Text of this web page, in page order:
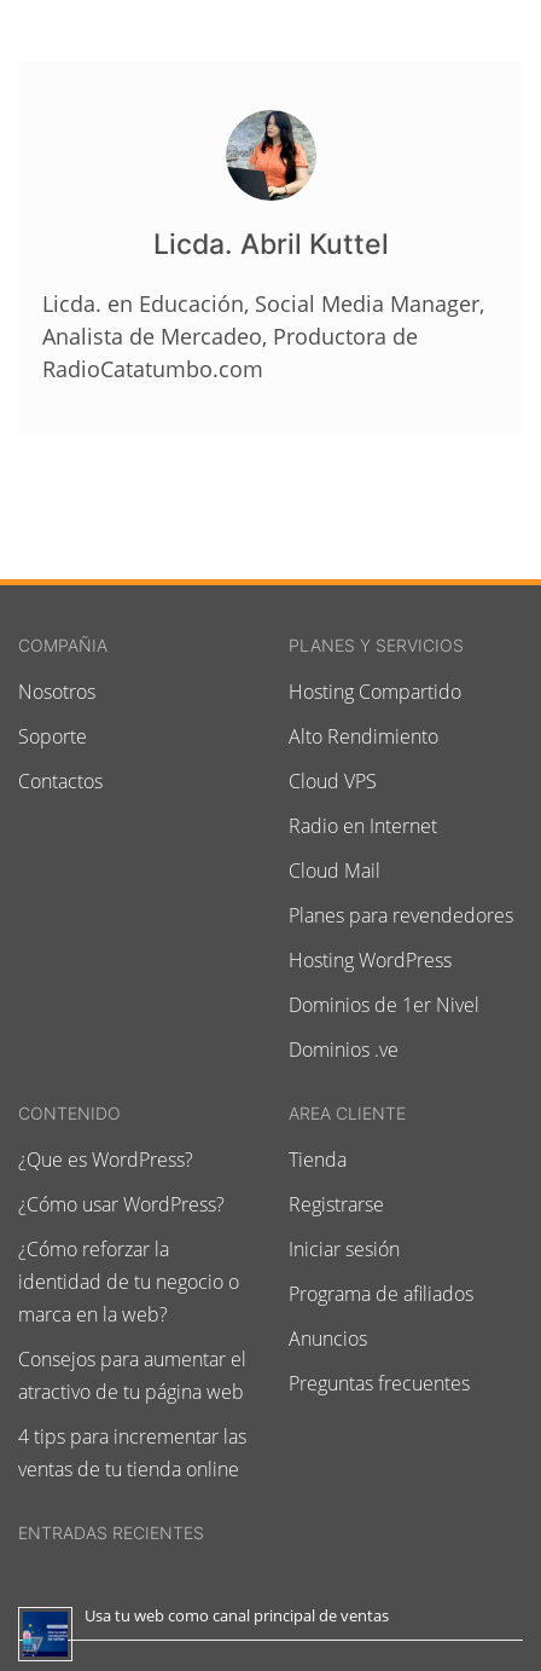
Licda. Abril Kuttel
Licda. en Educación, Social Media Manager,
Analista de Mercadeo, Productora de
RadioCatatumbo.com
COMPAÑIA
Nosotros
Soporte
Contactos
PLANES Y SERVICIOS
Hosting Compartido
Alto Rendimiento
Cloud VPS
Radio en Internet
Cloud Mail
Planes para revendedores
Hosting WordPress
Dominios de 1er Nivel
Dominios .ve
CONTENIDO
¿Que es WordPress?
¿Cómo usar WordPress?
¿Cómo reforzar la
identidad de tu negocio o
marca en la web?
Consejos para aumentar el
atractivo de tu página web
4 tips para incrementar las
ventas de tu tienda online
AREA CLIENTE
Tienda
Registrarse
Iniciar sesión
Programa de afiliados
Anuncios
Preguntas frecuentes
ENTRADAS RECIENTES
Usa tu web como canal principal de ventas